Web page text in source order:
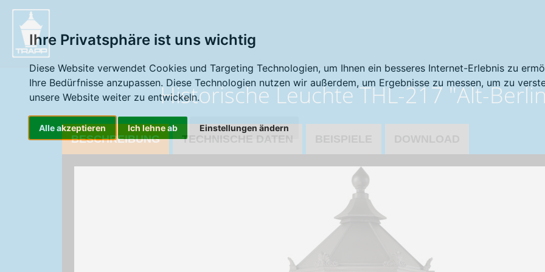
Ihre Privatsphäre ist uns wichtig
Diese Website verwendet Cookies und Targeting Technologien, um Ihnen ein besseres Internet-Erlebnis zu
Ihre Bedürfnisse anzupassen. Diese Technologien nutzen wir außerdem, um Ergebnisse zu messen, um zu
unsere Website weiter zu entwickeln.
Alle akzeptieren Ich lehne ab Einstellungen ändern
Historische Leuchte THL-217 "Alt-
BESCHREIBUNG TECHNISCHE DATEN